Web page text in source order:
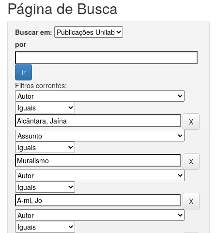
Página de Busca
Buscar em:
por
Filtros correntes: